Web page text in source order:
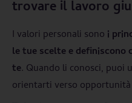
trovare il lavoro
I valori personali sono i
le tue scelte e definiscono
te. Quando li conosci, puoi
orientarti verso